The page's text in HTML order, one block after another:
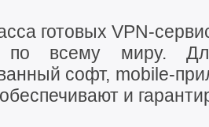
готовых VPN-
по всему миру.
софт, mobile-
и